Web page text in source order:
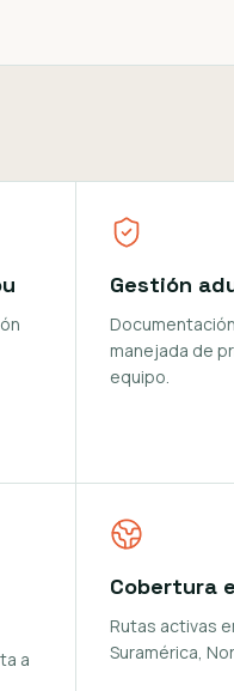
Gestión
manejada de
equipo.
a
Cobertura
Rutas activas
Suramérica,